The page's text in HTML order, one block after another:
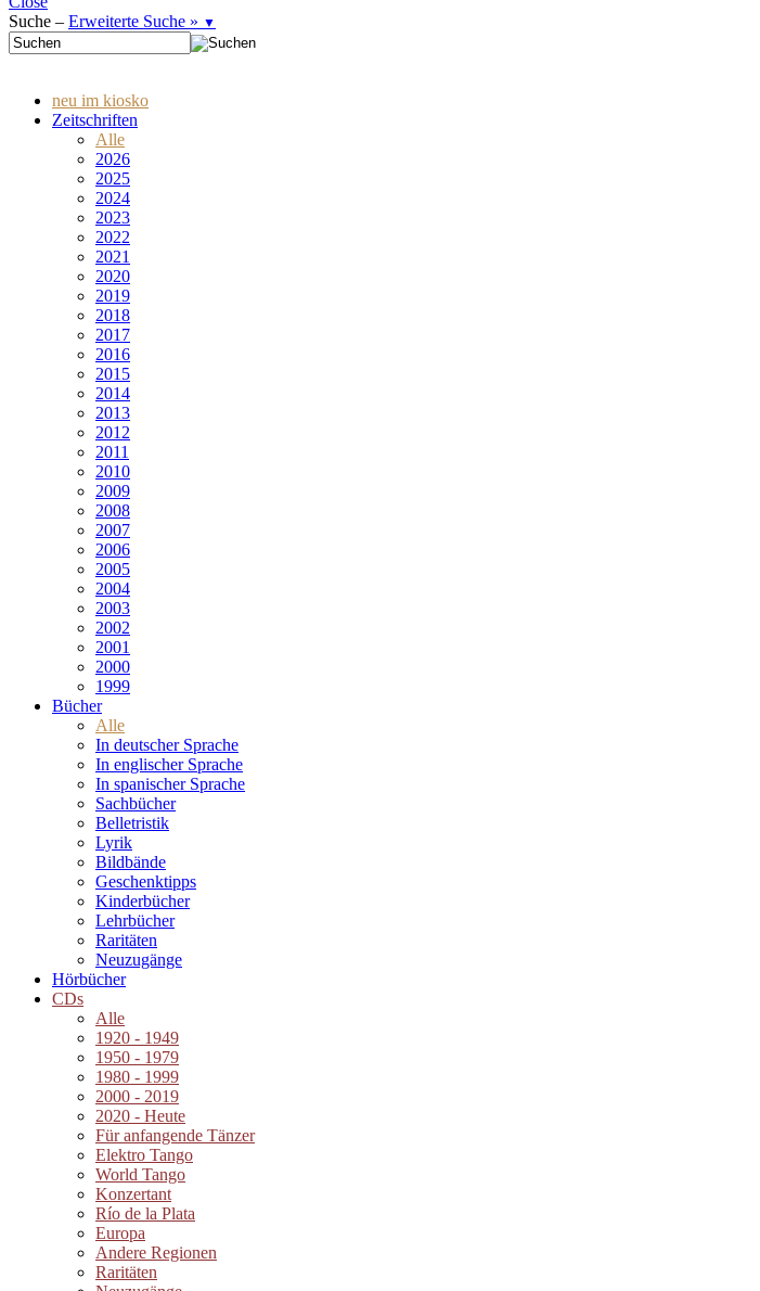
Suche – Erweiterte Suche » ▼
neu im kiosko
Zeitschriften
Alle
2026
2025
2024
2023
2022
2021
2020
2019
2018
2017
2016
2015
2014
2013
2012
2011
2010
2009
2008
2007
2006
2005
2004
2003
2002
2001
2000
1999
Bücher
Alle
In deutscher Sprache
In englischer Sprache
In spanischer Sprache
Sachbücher
Belletristik
Lyrik
Bildbände
Geschenktipps
Kinderbücher
Lehrbücher
Raritäten
Neuzugänge
Hörbücher
CDs
Alle
1920 - 1949
1950 - 1979
1980 - 1999
2000 - 2019
2020 - Heute
Für anfangende Tänzer
Elektro Tango
World Tango
Konzertant
Río de la Plata
Europa
Andere Regionen
Raritäten